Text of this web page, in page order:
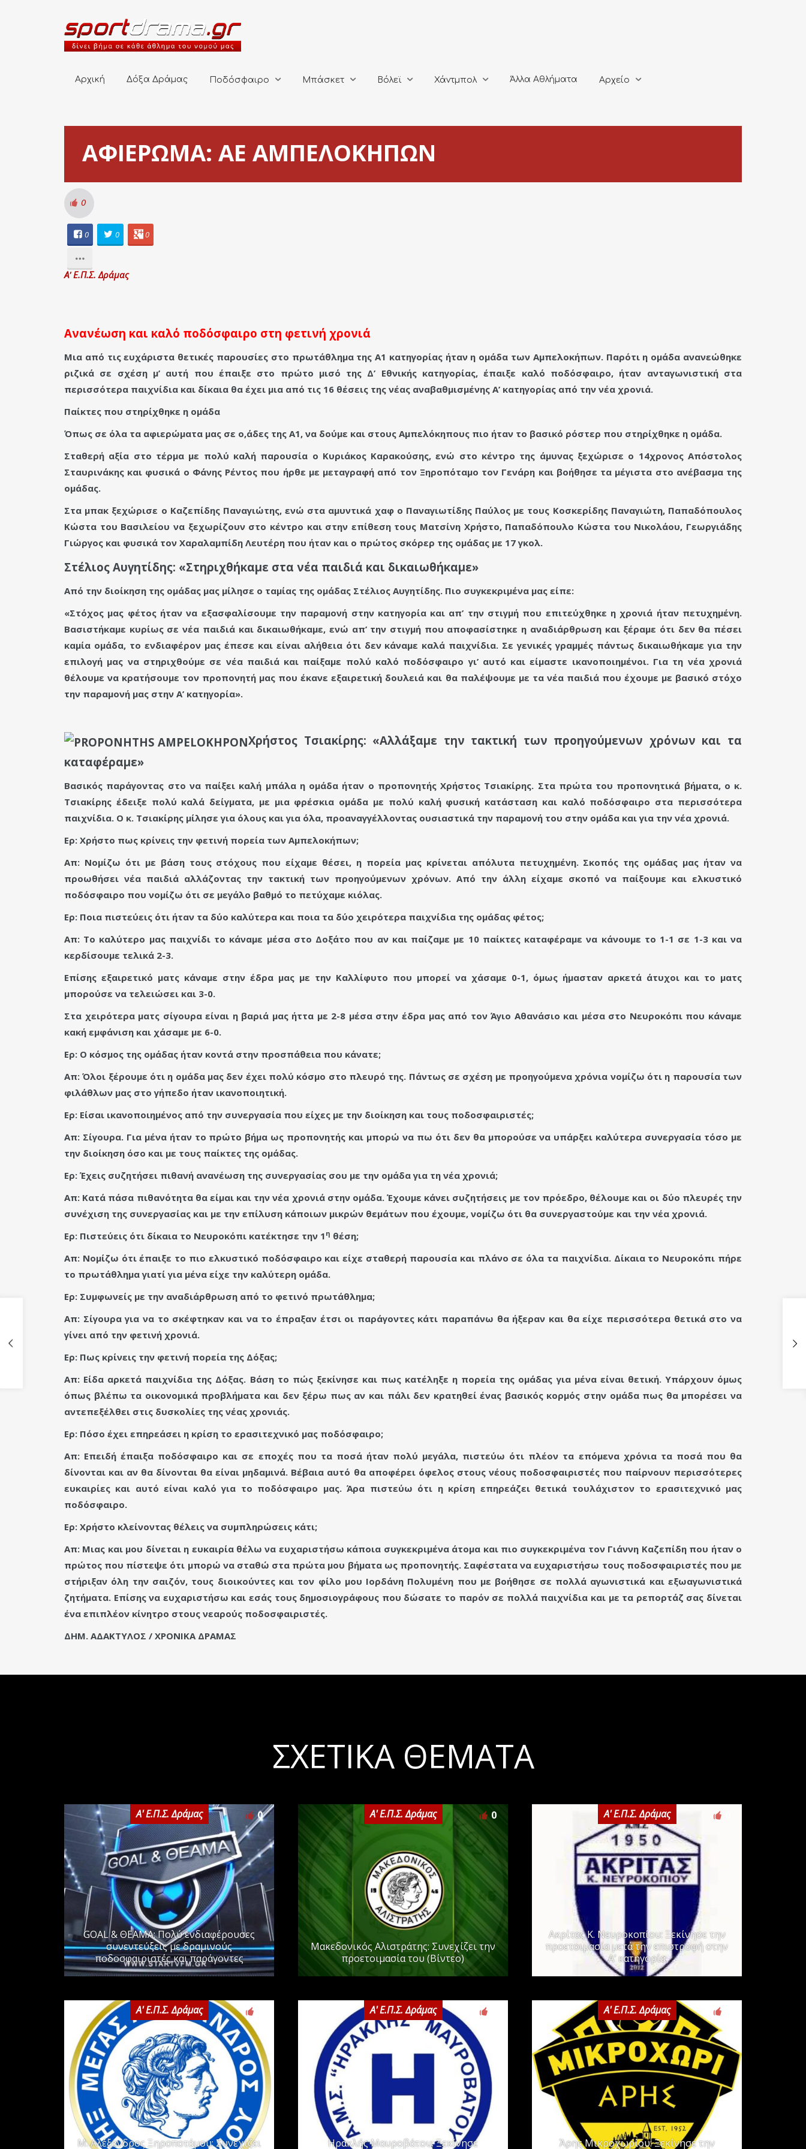
Αρχική Δόξα Δράμας Ποδόσφαιρο Μπάσκετ Βόλεϊ Χάντμπολ Άλλα Αθλήματα Αρχείο
ΑΦΙΕΡΩΜΑ: ΑΕ ΑΜΠΕΛΟΚΗΠΩΝ
0
0 0 0
Α' Ε.Π.Σ. Δράμας
Ανανέωση και καλό ποδόσφαιρο στη φετινή χρονιά
Μια από τις ευχάριστα θετικές παρουσίες στο πρωτάθλημα της Α1 κατηγορίας ήταν η ομάδα των Αμπελοκήπων. Παρότι η ομάδα ανανεώθηκε
ριζικά σε σχέση μ’ αυτή που έπαιξε στο πρώτο μισό της Δ’ Εθνικής κατηγορίας, έπαιξε καλό ποδόσφαιρο, ήταν ανταγωνιστική στα
περισσότερα παιχνίδια και δίκαια θα έχει μια από τις 16 θέσεις της νέας αναβαθμισμένης Α’ κατηγορίας από την νέα χρονιά.
Παίκτες που στηρίχθηκε η ομάδα
Όπως σε όλα τα αφιερώματα μας σε ο,άδες της Α1, να δούμε και στους Αμπελόκηπους πιο ήταν το βασικό ρόστερ που στηρίχθηκε η ομάδα.
Σταθερή αξία στο τέρμα με πολύ καλή παρουσία ο Κυριάκος Καρακούσης, ενώ στο κέντρο της άμυνας ξεχώρισε ο 14χρονος Απόστολος
Σταυρινάκης και φυσικά ο Φάνης Ρέντος που ήρθε με μεταγραφή από τον Ξηροπόταμο τον Γενάρη και βοήθησε τα μέγιστα στο ανέβασμα της
ομάδας.
Στα μπακ ξεχώρισε ο Καζεπίδης Παναγιώτης, ενώ στα αμυντικά χαφ ο Παναγιωτίδης Παύλος με τους Κοσκερίδης Παναγιώτη, Παπαδόπουλος
Κώστα του Βασιλείου να ξεχωρίζουν στο κέντρο και στην επίθεση τους Ματσίνη Χρήστο, Παπαδόπουλο Κώστα του Νικολάου, Γεωργιάδης
Γιώργος και φυσικά τον Χαραλαμπίδη Λευτέρη που ήταν και ο πρώτος σκόρερ της ομάδας με 17 γκολ.
Στέλιος Αυγητίδης: «Στηριχθήκαμε στα νέα παιδιά και δικαιωθήκαμε»
Από την διοίκηση της ομάδας μας μίλησε ο ταμίας της ομάδας Στέλιος Αυγητίδης. Πιο συγκεκριμένα μας είπε:
«Στόχος μας φέτος ήταν να εξασφαλίσουμε την παραμονή στην κατηγορία και απ’ την στιγμή που επιτεύχθηκε η χρονιά ήταν πετυχημένη.
Βασιστήκαμε κυρίως σε νέα παιδιά και δικαιωθήκαμε, ενώ απ’ την στιγμή που αποφασίστηκε η αναδιάρθρωση και ξέραμε ότι δεν θα πέσει
καμία ομάδα, το ενδιαφέρον μας έπεσε και είναι αλήθεια ότι δεν κάναμε καλά παιχνίδια. Σε γενικές γραμμές πάντως δικαιωθήκαμε για την
επιλογή μας να στηριχθούμε σε νέα παιδιά και παίξαμε πολύ καλό ποδόσφαιρο γι’ αυτό και είμαστε ικανοποιημένοι. Για τη νέα χρονιά
θέλουμε να κρατήσουμε τον προπονητή μας που έκανε εξαιρετική δουλειά και θα παλέψουμε με τα νέα παιδιά που έχουμε με βασικό στόχο
την παραμονή μας στην Α’ κατηγορία».
Χρήστος Τσιακίρης: «Αλλάξαμε την τακτική των προηγούμενων χρόνων και τα
καταφέραμε»
Βασικός παράγοντας στο να παίξει καλή μπάλα η ομάδα ήταν ο προπονητής Χρήστος Τσιακίρης. Στα πρώτα του προπονητικά βήματα, ο κ.
Τσιακίρης έδειξε πολύ καλά δείγματα, με μια φρέσκια ομάδα με πολύ καλή φυσική κατάσταση και καλό ποδόσφαιρο στα περισσότερα
παιχνίδια. Ο κ. Τσιακίρης μίλησε για όλους και για όλα, προαναγγέλλοντας ουσιαστικά την παραμονή του στην ομάδα και για την νέα χρονιά.
Ερ: Χρήστο πως κρίνεις την φετινή πορεία των Αμπελοκήπων;
Απ: Νομίζω ότι με βάση τους στόχους που είχαμε θέσει, η πορεία μας κρίνεται απόλυτα πετυχημένη. Σκοπός της ομάδας μας ήταν να
προωθήσει νέα παιδιά αλλάζοντας την τακτική των προηγούμενων χρόνων. Από την άλλη είχαμε σκοπό να παίξουμε και ελκυστικό
ποδόσφαιρο που νομίζω ότι σε μεγάλο βαθμό το πετύχαμε κιόλας.
Ερ: Ποια πιστεύεις ότι ήταν τα δύο καλύτερα και ποια τα δύο χειρότερα παιχνίδια της ομάδας φέτος;
Απ: Το καλύτερο μας παιχνίδι το κάναμε μέσα στο Δοξάτο που αν και παίζαμε με 10 παίκτες καταφέραμε να κάνουμε το 1-1 σε 1-3 και να
κερδίσουμε τελικά 2-3.
Επίσης εξαιρετικό ματς κάναμε στην έδρα μας με την Καλλίφυτο που μπορεί να χάσαμε 0-1, όμως ήμασταν αρκετά άτυχοι και το ματς
μπορούσε να τελειώσει και 3-0.
Στα χειρότερα ματς σίγουρα είναι η βαριά μας ήττα με 2-8 μέσα στην έδρα μας από τον Άγιο Αθανάσιο και μέσα στο Νευροκόπι που κάναμε
κακή εμφάνιση και χάσαμε με 6-0.
Ερ: Ο κόσμος της ομάδας ήταν κοντά στην προσπάθεια που κάνατε;
Απ: Όλοι ξέρουμε ότι η ομάδα μας δεν έχει πολύ κόσμο στο πλευρό της. Πάντως σε σχέση με προηγούμενα χρόνια νομίζω ότι η παρουσία των
φιλάθλων μας στο γήπεδο ήταν ικανοποιητική.
Ερ: Είσαι ικανοποιημένος από την συνεργασία που είχες με την διοίκηση και τους ποδοσφαιριστές;
Απ: Σίγουρα. Για μένα ήταν το πρώτο βήμα ως προπονητής και μπορώ να πω ότι δεν θα μπορούσε να υπάρξει καλύτερα συνεργασία τόσο με
την διοίκηση όσο και με τους παίκτες της ομάδας.
Ερ: Έχεις συζητήσει πιθανή ανανέωση της συνεργασίας σου με την ομάδα για τη νέα χρονιά;
Απ: Κατά πάσα πιθανότητα θα είμαι και την νέα χρονιά στην ομάδα. Έχουμε κάνει συζητήσεις με τον πρόεδρο, θέλουμε και οι δύο πλευρές την
συνέχιση της συνεργασίας και με την επίλυση κάποιων μικρών θεμάτων που έχουμε, νομίζω ότι θα συνεργαστούμε και την νέα χρονιά.
Ερ: Πιστεύεις ότι δίκαια το Νευροκόπι κατέκτησε την 1 η θέση;
Απ: Νομίζω ότι έπαιξε το πιο ελκυστικό ποδόσφαιρο και είχε σταθερή παρουσία και πλάνο σε όλα τα παιχνίδια. Δίκαια το Νευροκόπι πήρε
το πρωτάθλημα γιατί για μένα είχε την καλύτερη ομάδα.
Ερ: Συμφωνείς με την αναδιάρθρωση από το φετινό πρωτάθλημα;
Απ: Σίγουρα για να το σκέφτηκαν και να το έπραξαν έτσι οι παράγοντες κάτι παραπάνω θα ήξεραν και θα είχε περισσότερα θετικά στο να
γίνει από την φετινή χρονιά.
Ερ: Πως κρίνεις την φετινή πορεία της Δόξας;
Απ: Είδα αρκετά παιχνίδια της Δόξας. Βάση το πώς ξεκίνησε και πως κατέληξε η πορεία της ομάδας για μένα είναι θετική. Υπάρχουν όμως
όπως βλέπω τα οικονομικά προβλήματα και δεν ξέρω πως αν και πάλι δεν κρατηθεί ένας βασικός κορμός στην ομάδα πως θα μπορέσει να
αντεπεξέλθει στις δυσκολίες της νέας χρονιάς.
Ερ: Πόσο έχει επηρεάσει η κρίση το ερασιτεχνικό μας ποδόσφαιρο;
Απ: Επειδή έπαιξα ποδόσφαιρο και σε εποχές που τα ποσά ήταν πολύ μεγάλα, πιστεύω ότι πλέον τα επόμενα χρόνια τα ποσά που θα
δίνονται και αν θα δίνονται θα είναι μηδαμινά. Βέβαια αυτό θα αποφέρει όφελος στους νέους ποδοσφαιριστές που παίρνουν περισσότερες
ευκαιρίες και αυτό είναι καλό για το ποδόσφαιρο μας. Άρα πιστεύω ότι η κρίση επηρεάζει θετικά τουλάχιστον το ερασιτεχνικό μας
ποδόσφαιρο.
Ερ: Χρήστο κλείνοντας θέλεις να συμπληρώσεις κάτι;
Απ: Μιας και μου δίνεται η ευκαιρία θέλω να ευχαριστήσω κάποια συγκεκριμένα άτομα και πιο συγκεκριμένα τον Γιάννη Καζεπίδη που ήταν ο
πρώτος που πίστεψε ότι μπορώ να σταθώ στα πρώτα μου βήματα ως προπονητής. Σαφέστατα να ευχαριστήσω τους ποδοσφαιριστές που με
στήριξαν όλη την σαιζόν, τους διοικούντες και τον φίλο μου Ιορδάνη Πολυμένη που με βοήθησε σε πολλά αγωνιστικά και εξωαγωνιστικά
ζητήματα. Επίσης να ευχαριστήσω και εσάς τους δημοσιογράφους που δώσατε το παρόν σε πολλά παιχνίδια και με τα ρεπορτάζ σας δίνεται
ένα επιπλέον κίνητρο στους νεαρούς ποδοσφαιριστές.
ΔΗΜ. ΑΔΑΚΤΥΛΟΣ / ΧΡΟΝΙΚΑ ΔΡΑΜΑΣ
ΣΧΕΤΙΚΆ ΘΈΜΑΤΑ
Α' Ε.Π.Σ. Δράμας 0
GOAL & ΘΕΑΜΑ: Πολύ ενδιαφέρουσες
συνεντεύξεις με δραμινούς
ποδοσφαιριστές και παράγοντες
Α' Ε.Π.Σ. Δράμας 0
Μακεδονικός Αλιστράτης: Συνεχίζει την
προετοιμασία του (Βίντεο)
Α' Ε.Π.Σ. Δράμας
Ακρίτας Κ. Νευροκοπίου: Ξεκίνησε την
προετοιμασία μετά την επιστροφή στην
Α’ κατηγορία
Α' Ε.Π.Σ. Δράμας
Μ. Αλέξανδρος Ξηροποτάμου: Συνεχίζει
Α' Ε.Π.Σ. Δράμας
Ηρακλής Μαυροβάτου: Ξεκίνησε
Α' Ε.Π.Σ. Δράμας
Άρης Μικροχωρίου: Ξεκίνησε την